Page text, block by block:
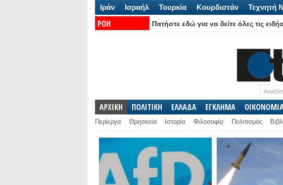
Ιράν Ισραήλ Τουρκία Κουρδιστάν Τεχνητή
ΡΟΗ
Πατήστε εδώ για να δείτε όλες τις
ΑΡΧΙΚΗ ΠΟΛΙΤΙΚΗ ΕΛΛΑΔΑ ΕΓΚΛΗΜΑ
Περίεργα Θρησκεία Ιστορία Φιλοσοφία Πολιτισμός